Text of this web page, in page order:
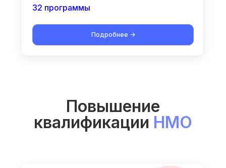
Подробнее ->
32 программы
Повышение
квалификации НМО